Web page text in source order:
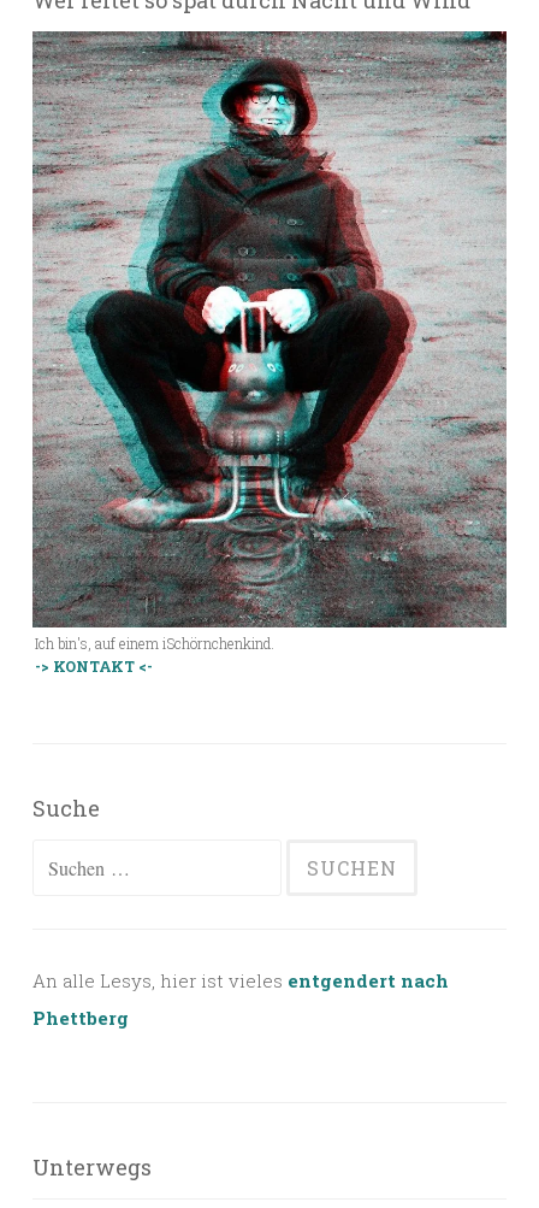
Ich bin's, auf einem iSchörnchenkind.
-> KONTAKT <-
Suche
Suchen
An alle Lesys, hier ist vieles entgendert nach
Phettberg
Unterwegs